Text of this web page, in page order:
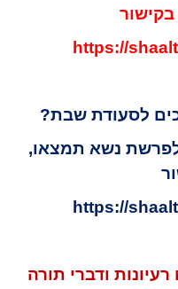
https://
לסעודת שבת?
נשא תמצאו,
https://
ודברי תורה